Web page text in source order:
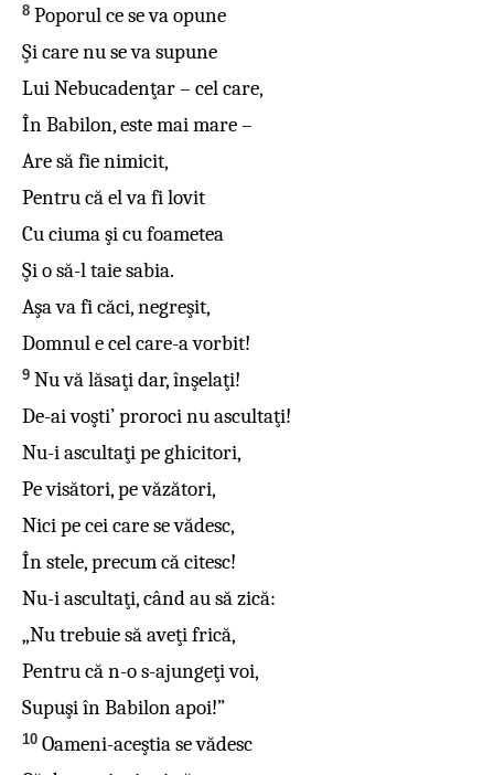
8 Poporul ce se va opune
Şi care nu se va supune
Lui Nebucadenţar – cel care,
În Babilon, este mai mare –
Are să fie nimicit,
Pentru că el va fi lovit
Cu ciuma şi cu foametea
Şi o să-l taie sabia.
Aşa va fi căci, negreşit,
Domnul e cel care-a vorbit!
9 Nu vă lăsaţi dar, înşelaţi!
De-ai voşti’ proroci nu ascultaţi!
Nu-i ascultaţi pe ghicitori,
Pe visători, pe văzători,
Nici pe cei care se vădesc,
În stele, precum că citesc!
Nu-i ascultaţi, când au să zică:
„Nu trebuie să aveţi frică,
Pentru că n-o s-ajungeţi voi,
Supuşi în Babilon apoi!”
10 Oameni-aceştia se vădesc